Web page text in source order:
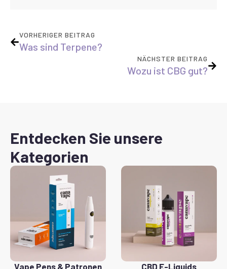
VORHERIGER BEITRAG
Was sind Terpene?
NÄCHSTER BEITRAG
Wozu ist CBG gut?
Entdecken Sie unsere
Kategorien
Vape Pens & Patronen CBD E-Liquids